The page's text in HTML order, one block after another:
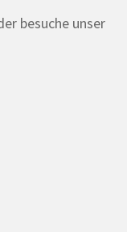
besuche unser